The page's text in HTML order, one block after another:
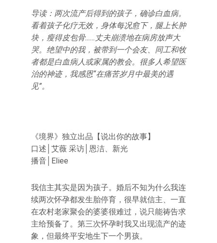
导读：两次流产后得到的孩子，确诊白血病。
看着孩子化疗无效，身体每况愈下，腿上长肿
块，瘦得皮包骨……丈夫崩溃地在病房放声大
哭。绝望中的我，被带到一个会友、同工和牧
者都是白血病人或家属的教会。很多人希望医
治的神迹，我感恩“在痛苦岁月中最美的遇
见”。
《境界》独立出品【说出你的故事】
口述│艾薇 采访│恩洁、新光
播音│Eliee
我信主其实是因为孩子。婚后不知为什么我连
续两次怀孕都发生胎停育，很早就信主、一直
在农村老家聚会的婆婆很难过，说只能祷告求
主给预备了。第三次怀孕时我又出现流产的迹
象，但最终平安地生下一个男孩。